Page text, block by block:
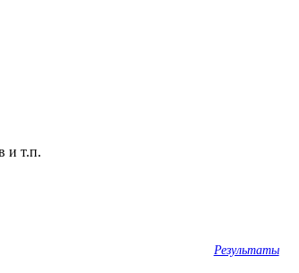
и т.п.
Результаты